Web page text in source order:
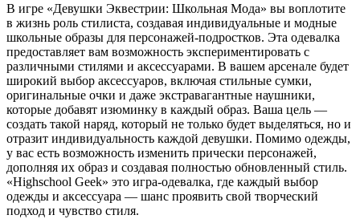
В игре «Девушки Эквестрии: Школьная Мода» вы воплотите
в жизнь роль стилиста, создавая индивидуальные и модные
школьные образы для персонажей-подростков. Эта одевалка
предоставляет вам возможность экспериментировать с
различными стилями и аксессуарами. В вашем арсенале будет
широкий выбор аксессуаров, включая стильные сумки,
оригинальные очки и даже экстравагантные наушники,
которые добавят изюминку в каждый образ. Ваша цель —
создать такой наряд, который не только будет выделяться, но и
отразит индивидуальность каждой девушки. Помимо одежды,
у вас есть возможность изменить прически персонажей,
дополняя их образ и создавая полностью обновленный стиль.
«Highschool Geek» это игра-одевалка, где каждый выбор
одежды и аксессуара — шанс проявить свой творческий
подход и чувство стиля.